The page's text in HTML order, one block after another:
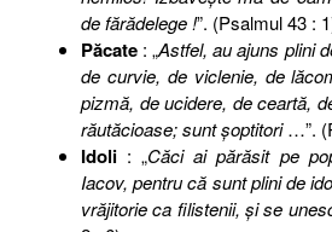
de fărădelege !”. (Psalmul 43 :
Păcate : „Astfel, au ajuns plini
de curvie, de viclenie, de
pizmă, de ucidere, de ceartă,
răutăcioase; sunt şoptitori…”.
Idoli : „Căci ai părăsit pe
Iacov, pentru că sunt plini de
vrăjitorie ca filistenii, şi se